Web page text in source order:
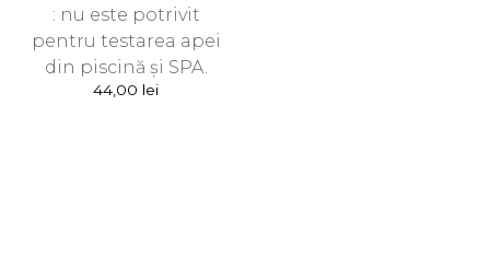
: nu este potrivit
pentru testarea apei
din piscină și SPA.
44,00 lei